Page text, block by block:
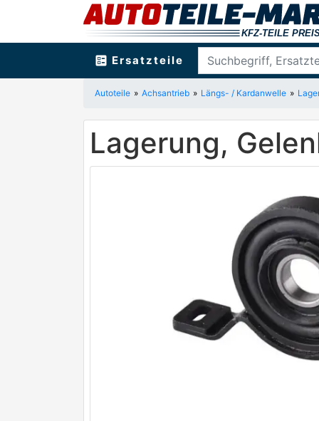
ballot Ersatzteile
Autoteile Achsantrieb Längs- / Kardanwelle
Lagerung,